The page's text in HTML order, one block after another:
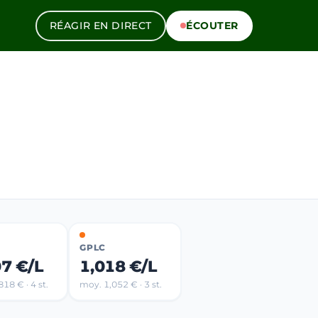
RÉAGIR EN DIRECT ÉCOUTER
€/L
€ · 4 st.
GPLC
1,018 €/L
moy. 1,052 € · 3 st.